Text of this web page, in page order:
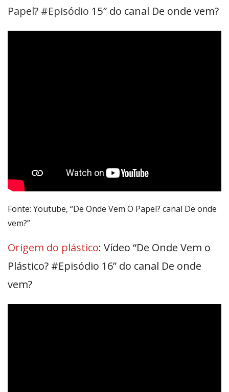
Papel? #Episódio 15″ do canal De onde vem?
Fonte: Youtube, “De Onde Vem O Papel? canal De onde
vem?”
Origem do plástico: Vídeo “De Onde Vem o
Plástico? #Episódio 16” do canal De onde
vem?